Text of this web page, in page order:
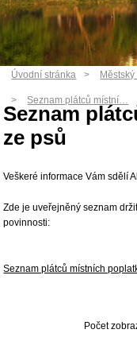
Úvodní stránka Městský
Seznam plátců místní…
Seznam
ze psů
Veškeré informace Vám sdělí
Zde je uveřejněný seznam
povinnosti:
Seznam plátců místních
Počet